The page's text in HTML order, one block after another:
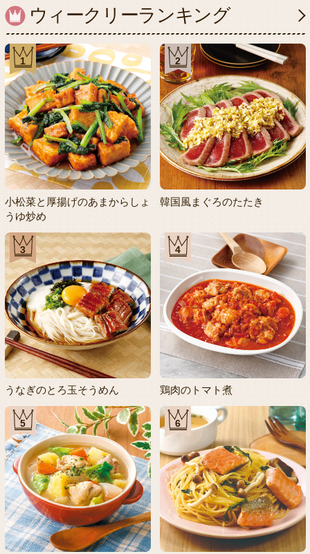
ウィークリーランキング
1
小松菜と厚揚げのあまからしょ
うゆ炒め
2
韓国風まぐろのたたき
3
うなぎのとろ玉そうめん
4
鶏肉のトマト煮
5 6